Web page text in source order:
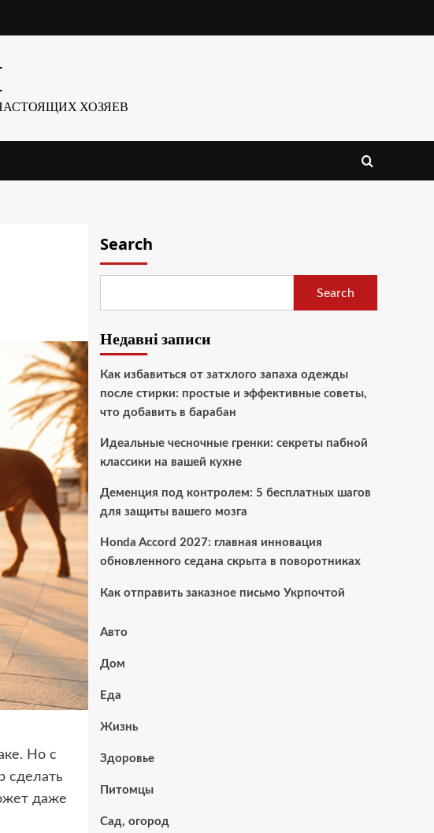
ХОЗЯЕВ
Но с
сделать
даже
Search
Search
Недавні записи
Как избавиться от затхлого запаха одежды
после стирки: простые и эффективные советы,
что добавить в барабан
Идеальные чесночные гренки: секреты пабной
классики на вашей кухне
Деменция под контролем: 5 бесплатных шагов
для защиты вашего мозга
Honda Accord 2027: главная инновация
обновленного седана скрыта в поворотниках
Как отправить заказное письмо Укрпочтой
Авто
Дом
Еда
Жизнь
Здоровье
Питомцы
Сад, огород